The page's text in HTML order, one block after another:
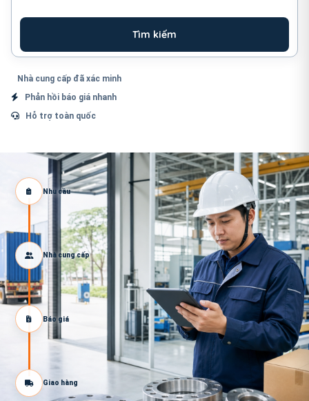
Tìm kiếm
Nhà cung cấp đã xác minh
Phản hồi báo giá nhanh
Hỗ trợ toàn quốc
Nhu cầu
Nhà cung cấp
Báo giá
Giao hàng